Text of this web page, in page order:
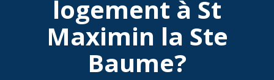
logement à St
Maximin la Ste
Baume?